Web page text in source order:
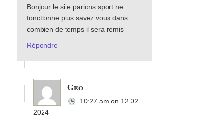
Bonjour le site parions sport ne
fonctionne plus savez vous dans
combien de temps il sera remis
Répondre
Geo
10:27 am on 12 02
2024